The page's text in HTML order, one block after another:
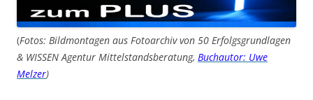
(Fotos: Bildmontagen aus Fotoarchiv von 50 Erfolgsgrundlagen
& WISSEN Agentur Mittelstandsberatung, Buchautor: Uwe
Melzer)